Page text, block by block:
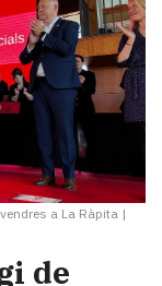
a La Ràpita |
de